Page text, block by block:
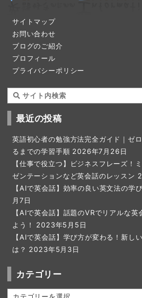
サイトマップ
お問い合わせ
ブログのご紹介
プロフィール
プライバシーポリシー
最近の投稿
英語初心者の勉強方法完全ガイド｜ゼ
るまでの学習手順 2026年7月26日
【仕事で役立つ】ビジネスフレーズ！
ゼンテーションなど英会話のレッスン
【AIで英会話】効率の良い英文法の学
月7日
【AIで英会話】話題のVRでリアルな英
よう！
2023年5月5日
【AIで英会話】学び方が変わる！新し
は？ 2023年5月3日
カテゴリー